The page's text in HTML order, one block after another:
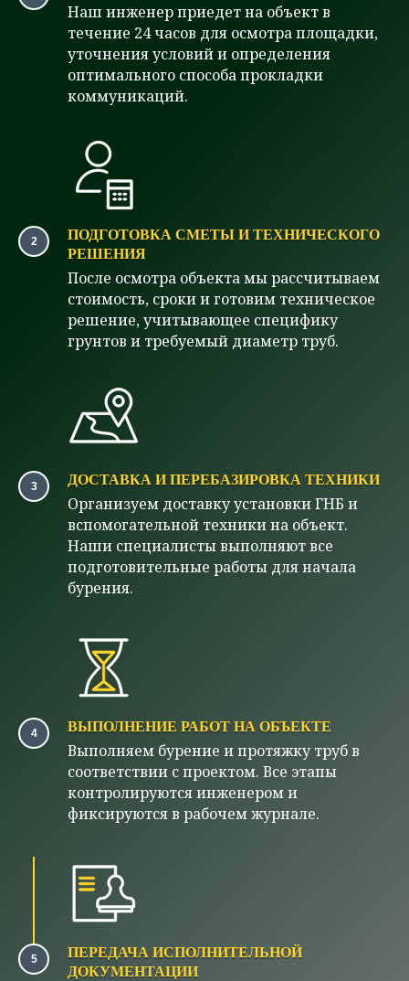
Наш инженер приедет на объект в
течение 24 часов для осмотра площадки,
уточнения условий и определения
оптимального способа прокладки
коммуникаций.
ПОДГОТОВКА СМЕТЫ И ТЕХНИЧЕСКОГО
РЕШЕНИЯ
После осмотра объекта мы рассчитываем
стоимость, сроки и готовим техническое
решение, учитывающее специфику
грунтов и требуемый диаметр труб.
ДОСТАВКА И ПЕРЕБАЗИРОВКА ТЕХНИКИ
Организуем доставку установки ГНБ и
вспомогательной техники на объект.
Наши специалисты выполняют все
подготовительные работы для начала
бурения.
ВЫПОЛНЕНИЕ РАБОТ НА ОБЪЕКТЕ
Выполняем бурение и протяжку труб в
соответствии с проектом. Все этапы
контролируются инженером и
фиксируются в рабочем журнале.
ПЕРЕДАЧА ИСПОЛНИТЕЛЬНОЙ
ДОКУМЕНТАЦИИ